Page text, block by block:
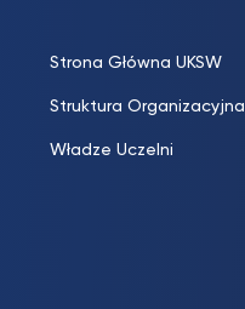
Strona Główna UKSW
Struktura Organizacyjna
Władze Uczelni